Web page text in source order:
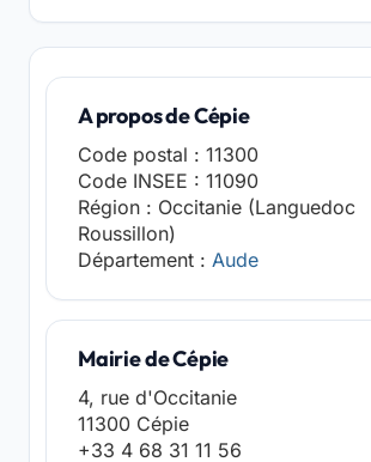
A propos de Cépie
Code postal : 11300
Code INSEE : 11090
Région : Occitanie (Languedoc
Roussillon)
Département : Aude
Mairie de Cépie
4, rue d'Occitanie
11300 Cépie
+33 4 68 31 11 56